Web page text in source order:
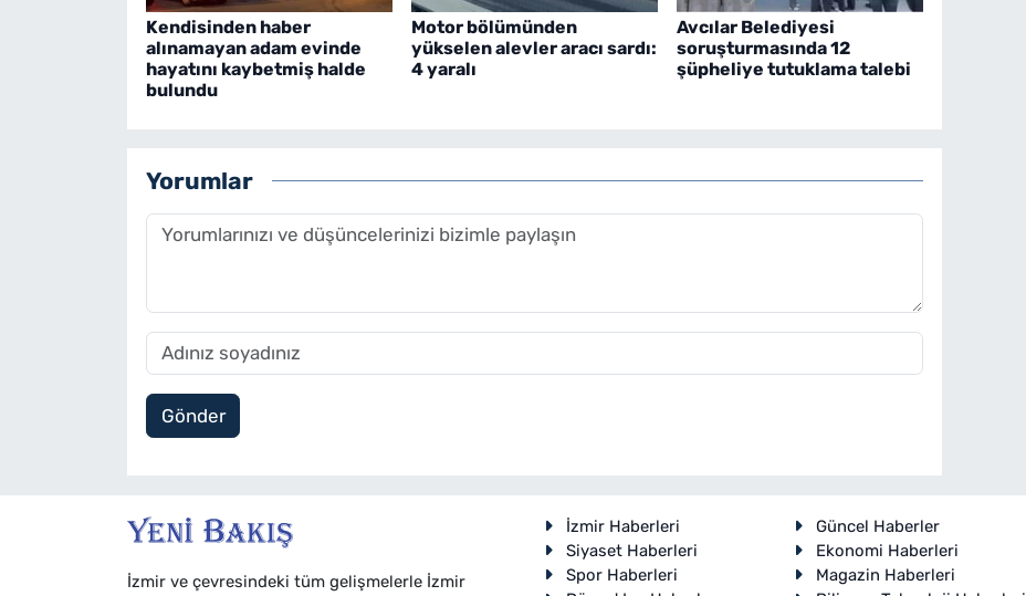
Kendisinden haber
alınamayan adam evinde
hayatını kaybetmiş halde
bulundu
Motor bölümünden
yükselen alevler aracı sardı:
4 yaralı
Avcılar Belediyesi
soruşturmasında 12
şüpheliye tutuklama talebi
Yorumlar
Gönder
İzmir ve çevresindeki tüm gelişmelerle İzmir
İzmir Haberleri
Güncel Haberler
Siyaset Haberleri
Ekonomi Haberleri
Spor Haberleri
Magazin Haberleri